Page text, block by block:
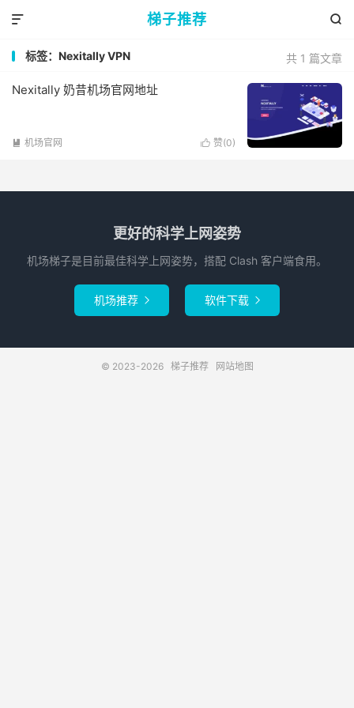
梯子推荐 

共 1 篇文章
标签：Nexitally VPN
Nexitally 奶昔机场官网地址
 赞(0)
 机场官网
更好的科学上网姿势
机场梯子是目前最佳科学上网姿势，搭配 Clash 客户端食用。
机场推荐  软件下载 
© 2023-2026 梯子推荐 网站地图